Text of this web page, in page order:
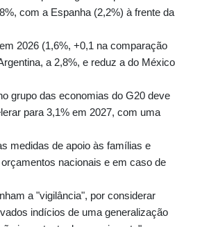
com a Espanha (2,2%) à frente da
2026 (1,6%, +0,1 na comparação
a 2,8%, e reduz a do México
grupo das economias do G20 deve
para 3,1% em 2027, com uma
medidas de apoio às famílias e
nacionais e em caso de
a "vigilância", por considerar
indícios de uma generalização